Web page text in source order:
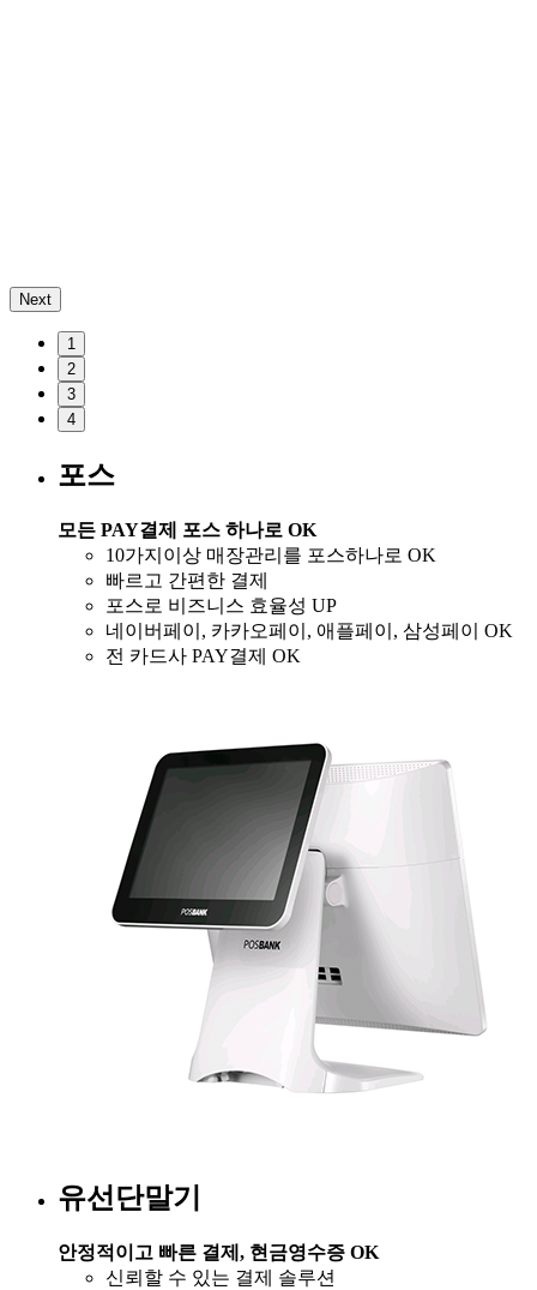
Next
1
2
3
4
포스
모든 PAY결제 포스 하나로 OK​
10가지이상 매장관리를 포스하나로 OK
빠르고 간편한 결제​
포스로 비즈니스 효율성 UP
네이버페이, 카카오페이, 애플페이, 삼성페이 OK​
전 카드사 PAY결제 OK
유선단말기​
안정적이고 빠른 결제, 현금영수증 OK​
신뢰할 수 있는 결제 솔루션​